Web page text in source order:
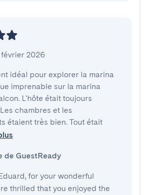
février 2026
idéal pour explorer la marina
imprenable sur la marina
L'hôte était toujours
chambres et les
étaient très bien. Tout était
de GuestReady
for your wonderful
thrilled that you enjoyed the